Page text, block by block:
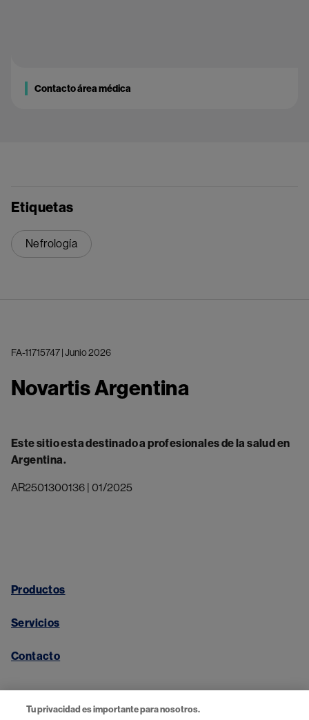
Contacto área médica
Etiquetas
Nefrología
FA-11715747 | Junio 2026
Novartis Argentina
Este sitio esta destinado a profesionales de la salud en
Argentina.
AR2501300136 | 01/2025
Productos
Servicios
Contacto
Tu privacidad es importante para nosotros.